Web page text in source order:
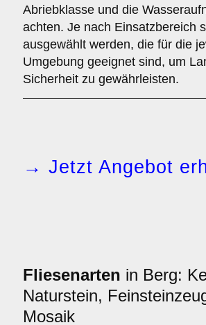
Abriebklasse und die
achten. Je nach Einsatzbereich
ausgewählt werden, die für die
Umgebung geeignet sind, um
Sicherheit zu gewährleisten.
→ Jetzt Angebot
Fliesenarten in Berg:
Naturstein,
Mosaik